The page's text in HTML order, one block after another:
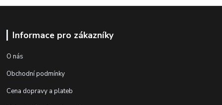
Informace pro zákazníky
O nás
Obchodní podmínky
Cena dopravy a plateb